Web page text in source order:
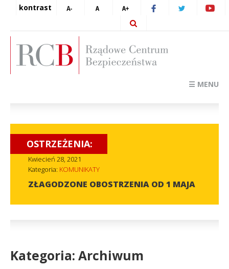
kontrast
☰ MENU
OSTRZEŻENIA:
Kwiecień 28, 2021
Kategoria: KOMUNIKATY
ZŁAGODZONE OBOSTRZENIA OD 1 MAJA
Kategoria: Archiwum